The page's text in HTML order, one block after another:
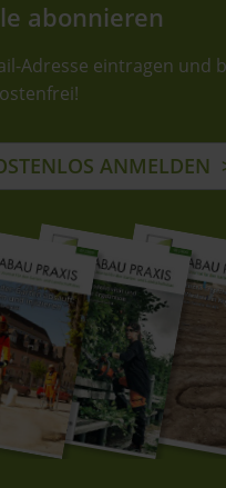
abonnieren
Adresse eintragen und
ANMELDEN